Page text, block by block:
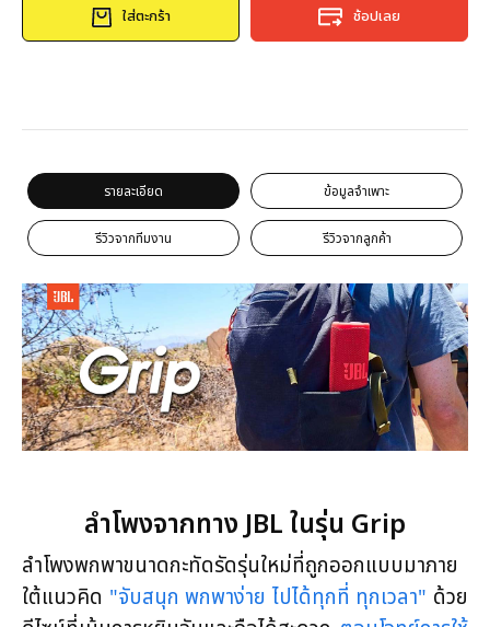
ใส่ตะกร้า ช้อปเลย
รายละเอียด ข้อมูลจำเพาะ
รีวิวจากทีมงาน รีวิวจากลูกค้า
ลำโพงจากทาง JBL ในรุ่น Grip
ลำโพงพกพาขนาดกะทัดรัดรุ่นใหม่ที่ถูกออกแบบมาภาย
ใต้แนวคิด "จับสนุก พกพาง่าย ไปได้ทุกที่ ทุกเวลา" ด้วย